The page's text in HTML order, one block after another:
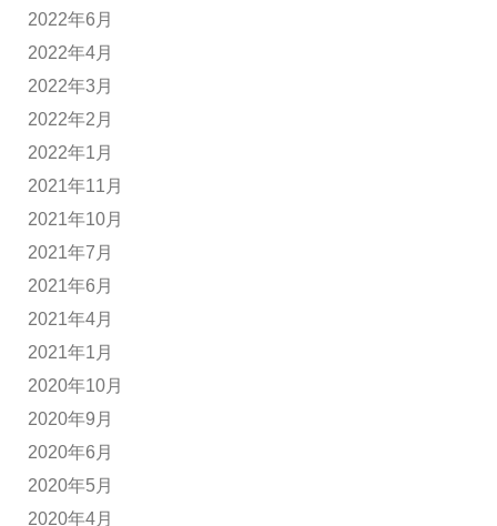
2022年6月
2022年4月
2022年3月
2022年2月
2022年1月
2021年11月
2021年10月
2021年7月
2021年6月
2021年4月
2021年1月
2020年10月
2020年9月
2020年6月
2020年5月
2020年4月